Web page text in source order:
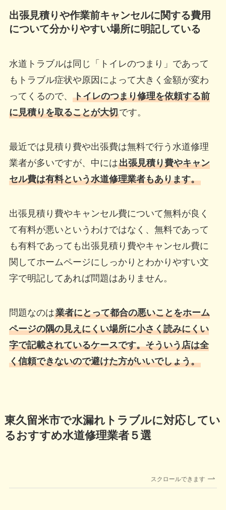
出張見積りや作業前キャンセルに関する費用
について分かりやすい場所に明記している
水道トラブルは同じ「トイレのつまり」であって
もトラブル症状や原因によって大きく金額が変わ
ってくるので、 トイレのつまり修理を依頼する前
に見積りを取ることが大切です。
最近では見積り費や出張費は無料で行う水道修理
業者が多いですが、中には出張見積り費やキャン
セル費は有料という水道修理業者もあります。
出張見積り費やキャンセル費について無料が良く
て有料が悪いというわけではなく、無料であって
も有料であっても出張見積り費やキャンセル費に
関してホームページにしっかりとわかりやすい文
字で明記してあれば問題はありません。
問題なのは業者にとって都合の悪いことをホーム
ページの隅の見えにくい場所に小さく読みにくい
字で記載されているケースです。そういう店は全
く信頼できないので避けた方がいいでしょう。
東久留米市で水漏れトラブルに対応してい
るおすすめ水道修理業者５選
スクロールできます